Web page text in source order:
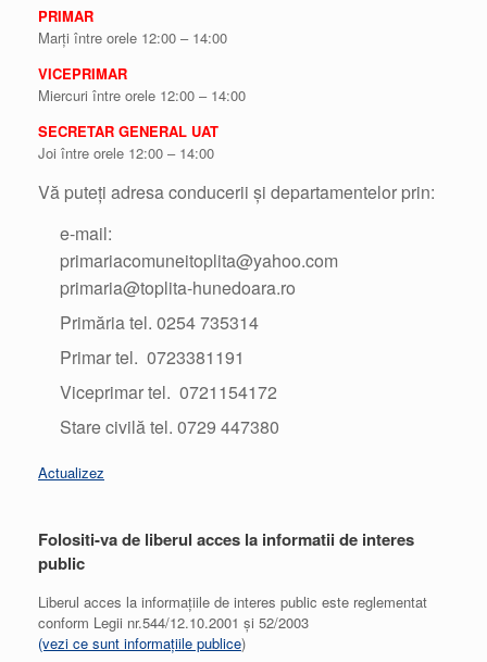
PRIMAR
Marți între orele 12:00 – 14:00
VICEPRIMAR
Miercuri între orele 12:00 – 14:00
SECRETAR GENERAL UAT
Joi între orele 12:00 – 14:00
Vă puteți adresa conducerii și departamentelor prin:
e-mail:
primariacomuneitoplita@yahoo.com
primaria@toplita-hunedoara.ro
Primăria tel. 0254 735314
Primar tel. 0723381191
Viceprimar tel. 0721154172
Stare civilă tel. 0729 447380
Actualizez
Folositi-va de liberul acces la informatii de interes
public
Liberul acces la informațiile de interes public este reglementat
conform Legii nr.544/12.10.2001 și 52/2003
(vezi ce sunt informațiile publice)